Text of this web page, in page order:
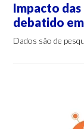
Impacto das
debatido
Dados são de